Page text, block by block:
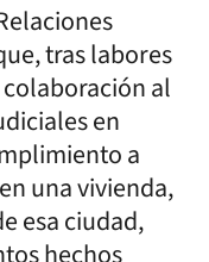
tras labores
al
en
a
una vivienda,
esa ciudad,